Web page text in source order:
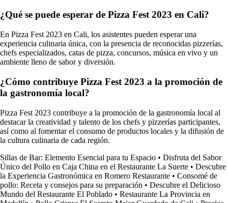
¿Qué se puede esperar de Pizza Fest 2023 en Cali?
En Pizza Fest 2023 en Cali, los asistentes pueden esperar una
experiencia culinaria única, con la presencia de reconocidas pizzerías,
chefs especializados, catas de pizza, concursos, música en vivo y un
ambiente lleno de sabor y diversión.
¿Cómo contribuye Pizza Fest 2023 a la promoción de
la gastronomía local?
Pizza Fest 2023 contribuye a la promoción de la gastronomía local al
destacar la creatividad y talento de los chefs y pizzerías participantes,
así como al fomentar el consumo de productos locales y la difusión de
la cultura culinaria de cada región.
Sillas de Bar: Elemento Esencial para tu Espacio • Disfruta del Sabor
Único del Pollo en Caja China en el Restaurante La Suerte • Descubre
la Experiencia Gastronómica en Romero Restaurante • Consomé de
pollo: Receta y consejos para su preparación • Descubre el Delicioso
Mundo del Restaurante El Poblado • Restaurante La Provincia en